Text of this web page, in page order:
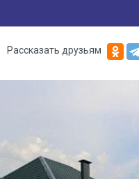
Рассказать друзьям